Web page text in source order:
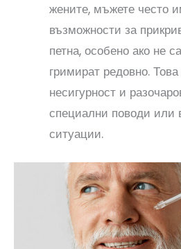
жените, мъжете често
възможности за
петна, особено ако не
гримират редовно.
несигурност и
специални поводи или
ситуации.